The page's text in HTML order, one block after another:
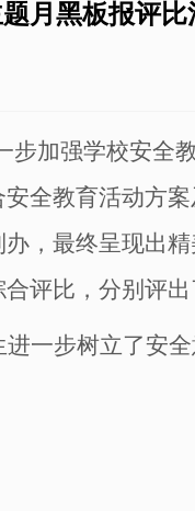
月黑板报评比
步加强学校安全
全教育活动方
，最终呈现出
评比，分别评出
一步树立了安